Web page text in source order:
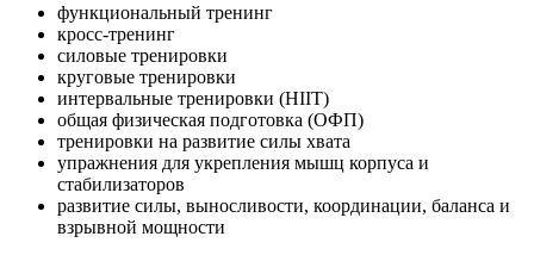
функциональный тренинг
кросс-тренинг
силовые тренировки
круговые тренировки
интервальные тренировки (HIIT)
общая физическая подготовка (ОФП)
тренировки на развитие силы хвата
упражнения для укрепления мышц корпуса и
стабилизаторов
развитие силы, выносливости, координации, баланса и
взрывной мощности